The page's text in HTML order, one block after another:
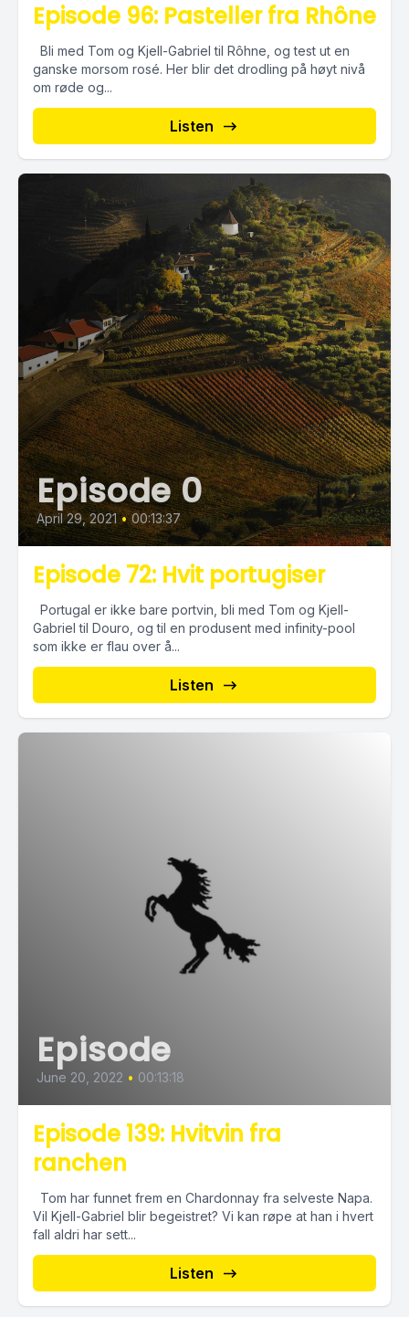
Episode 96: Pasteller fra Rhône
Bli med Tom og Kjell-Gabriel til Rôhne, og test ut en
ganske morsom rosé. Her blir det drodling på høyt nivå
om røde og...
Listen
Episode 0
April 29, 2021 • 00:13:37
Episode 72: Hvit portugiser
Portugal er ikke bare portvin, bli med Tom og Kjell-
Gabriel til Douro, og til en produsent med infinity-pool
som ikke er flau over å...
Listen
Episode
June 20, 2022 • 00:13:18
Episode 139: Hvitvin fra
ranchen
Tom har funnet frem en Chardonnay fra selveste Napa.
Vil Kjell-Gabriel blir begeistret? Vi kan røpe at han i hvert
fall aldri har sett...
Listen